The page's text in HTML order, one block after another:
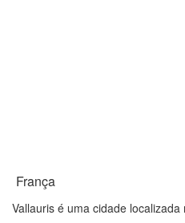
França
Vallauris é uma cidade